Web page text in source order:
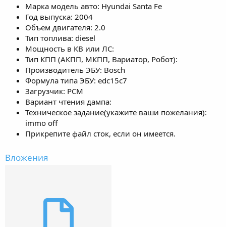
Марка модель авто: Hyundai Santa Fe
Год выпуска: 2004
Объем двигателя: 2.0
Тип топлива: diesel
Мощность в КВ или ЛС:
Тип КПП (АКПП, МКПП, Вариатор, Робот):
Производитель ЭБУ: Bosch
Формула типа ЭБУ: edc15c7
Загрузчик: PCM
Вариант чтения дампа:
Техническое задание(укажите ваши пожелания):
immo off
Прикрепите файл сток, если он имеется.
Вложения